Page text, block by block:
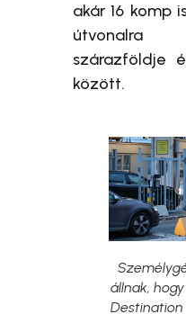
akár 16 komp
szárazföldje
között.
állnak,